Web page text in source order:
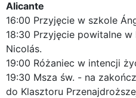
Alicante
16:00 Przyjęcie w szkole
18:30 Przyjęcie powitalne w
Nicolás.
19:00 Różaniec w intencji
19:30 Msza św. - na
do Klasztoru